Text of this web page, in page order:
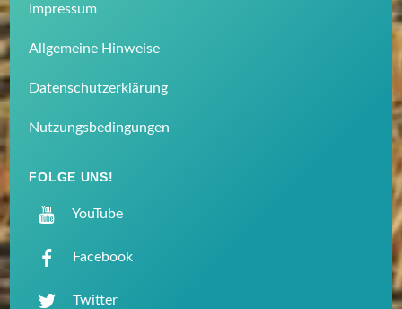
Impressum
Allgemeine Hinweise
Datenschutzerklärung
Nutzungsbedingungen
FOLGE UNS!
YouTube
Facebook
Twitter